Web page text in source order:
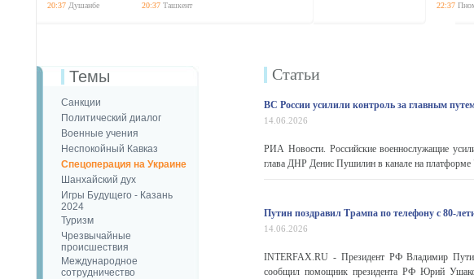
20:37 Душанбе
20:37 Ташкент
22:37
Темы
Санкции
Политический диалог
Военные учения
Неспокойный Кавказ
Спецоперация на Украине
Шанхайский дух
Игры Будущего - Казань
2024
Туризм
Чрезвычайные
происшествия
Международное
сотрудничество
Статьи
ВС России усилили контроль за главным
14.06.2026
РИА Новости. Российские военнослужащие
глава ДНР Денис Пушилин в канале на
Путин поздравил Трампа по телефону с 80-
14.06.2026
INTERFAX.RU - Президент РФ Владимир
сообщил помощник президента РФ Юрий